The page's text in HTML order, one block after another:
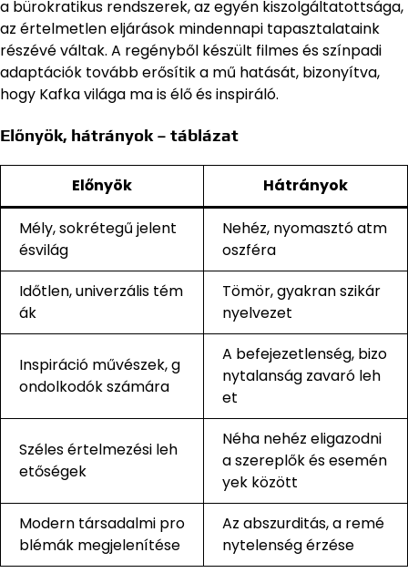
a bürokratikus rendszerek, az egyén kiszolgáltatottsága,
az értelmetlen eljárások mindennapi tapasztalataink
részévé váltak. A regényből készült filmes és színpadi
adaptációk tovább erősítik a mű hatását, bizonyítva,
hogy Kafka világa ma is élő és inspiráló.
Előnyök, hátrányok – táblázat
Előnyök Hátrányok
Mély, sokrétegű jelent
ésvilág
Nehéz, nyomasztó atm
oszféra
Időtlen, univerzális tém
ák
Tömör, gyakran szikár
nyelvezet
Inspiráció művészek, g
ondolkodók számára
A befejezetlenség, bizo
nytalanság zavaró leh
et
Széles értelmezési leh
etőségek
Néha nehéz eligazodni
a szereplők és esemén
yek között
Modern társadalmi pro
blémák megjelenítése
Az abszurditás, a remé
nytelenség érzése